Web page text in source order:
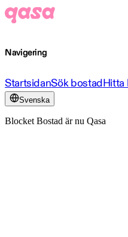
Navigering
StartsidanSök bostadHitta
Svenska
Blocket Bostad är nu Qasa